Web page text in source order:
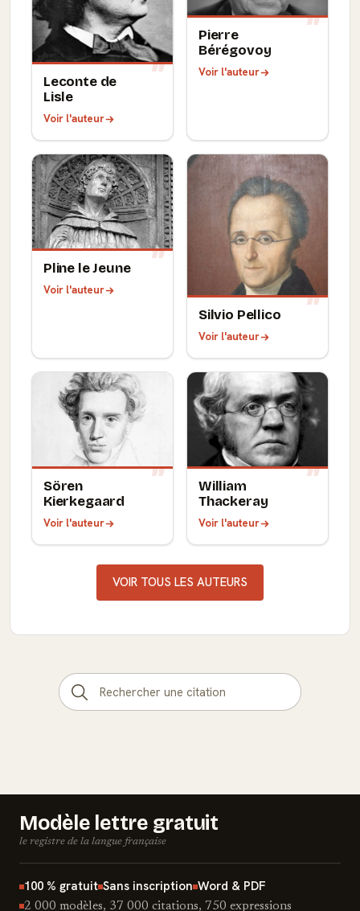
Leconte de
Lisle
Voir l'auteur
Pierre
Bérégovoy
Voir l'auteur
Pline le Jeune
Voir l'auteur
Silvio Pellico
Voir l'auteur
Sören
Kierkegaard
Voir l'auteur
William
Thackeray
Voir l'auteur
VOIR TOUS LES AUTEURS
Modèle lettre gratuit
le registre de la langue française
100 % gratuit Sans inscription Word & PDF
2 000 modèles, 37 000 citations, 750 expressions